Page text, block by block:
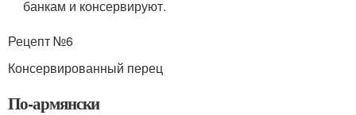
банкам и консервируют.
Рецепт №6
Консервированный перец
По-армянски